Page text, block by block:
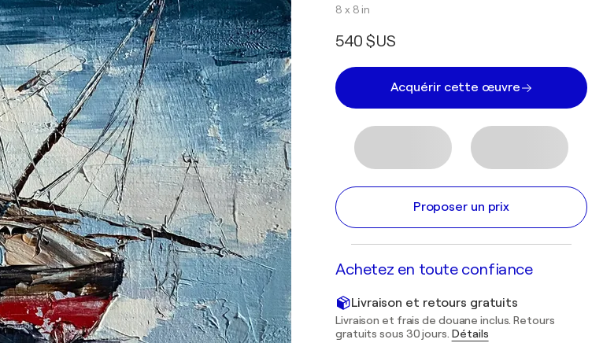
8 x 8 in
540 $US
Acquérir cette œuvre
Proposer un prix
Achetez en toute confiance
Livraison et retours gratuits
Livraison et frais de douane inclus. Retours
gratuits sous 30 jours. Détails